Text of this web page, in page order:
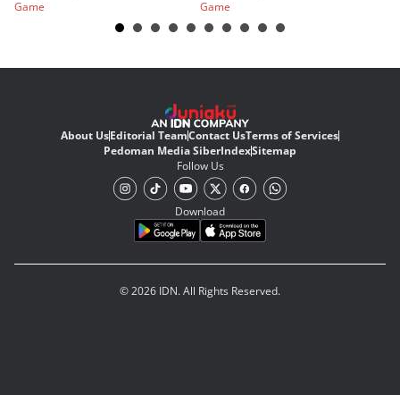
Game
Game
About UsEditorial TeamContact UsTerms of Services
Pedoman Media SiberIndexSitemap
Follow Us
Download
© 2026 IDN. All Rights Reserved.